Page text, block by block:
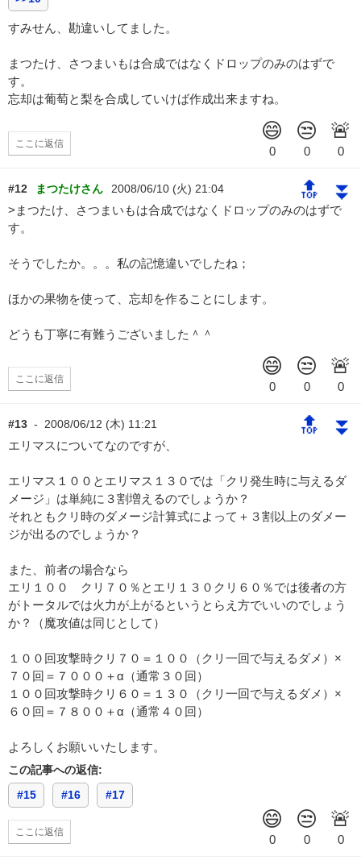
すみせん、勘違いしてました。
まつたけ、さつまいもは合成ではなくドロップのみのはずで
す。
忘却は葡萄と梨を合成していけば作成出来ますね。
ここに返信
#12 まつたけさん 2008/06/10 (火) 21:04 🔝 ⏬
>まつたけ、さつまいもは合成ではなくドロップのみのはずで
す。
そうでしたか。。。私の記憶違いでしたね；
ほかの果物を使って、忘却を作ることにします。
どうも丁寧に有難うございました＾＾
ここに返信
#13 - 2008/06/12 (木) 11:21 🔝 ⏬
エリマスについてなのですが、
エリマス１００とエリマス１３０では「クリ発生時に与えるダ
メージ」は単純に３割増えるのでしょうか？
それともクリ時のダメージ計算式によって＋３割以上のダメー
ジが出るのでしょうか？
また、前者の場合なら
エリ１００ クリ７０％とエリ１３０クリ６０％では後者の方
がトータルでは火力が上がるというとらえ方でいいのでしょう
か？（魔攻値は同じとして）
１００回攻撃時クリ７０＝１００（クリ一回で与えるダメ）×
７０回＝７０００＋α（通常３０回）
１００回攻撃時クリ６０＝１３０（クリ一回で与えるダメ）×
６０回＝７８００＋α（通常４０回）
よろしくお願いいたします。
この記事への返信:
#15
#16 #17
ここに返信